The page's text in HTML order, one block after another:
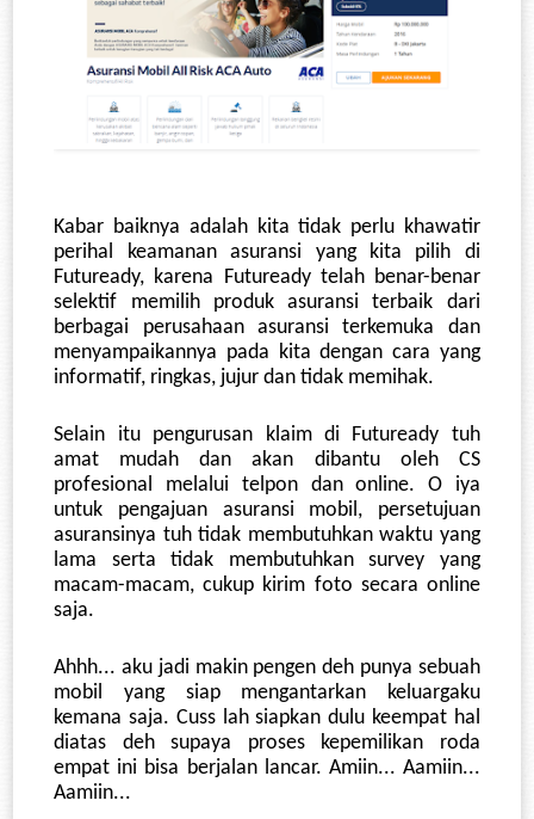
Kabar baiknya adalah kita tidak perlu khawatir
perihal keamanan asuransi yang kita pilih di
Futuready, karena Futuready telah benar-benar
selektif memilih produk asuransi terbaik dari
berbagai perusahaan asuransi terkemuka dan
menyampaikannya pada kita dengan cara yang
informatif, ringkas, jujur dan tidak memihak.
Selain itu pengurusan klaim di Futuready tuh
amat mudah dan akan dibantu oleh CS
profesional melalui telpon dan online. O iya
untuk pengajuan asuransi mobil, persetujuan
asuransinya tuh tidak membutuhkan waktu yang
lama serta tidak membutuhkan survey yang
macam-macam, cukup kirim foto secara online
saja.
Ahhh... aku jadi makin pengen deh punya sebuah
mobil yang siap mengantarkan keluargaku
kemana saja. Cuss lah siapkan dulu keempat hal
diatas deh supaya proses kepemilikan roda
empat ini bisa berjalan lancar. Amiin... Aamiin...
Aamiin...